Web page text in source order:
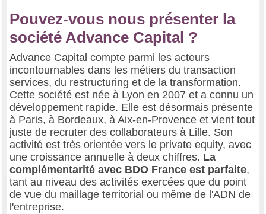
Pouvez-vous nous présenter la
société Advance Capital ?
Advance Capital compte parmi les acteurs
incontournables dans les métiers du transaction
services, du restructuring et de la transformation.
Cette société est née à Lyon en 2007 et a connu un
développement rapide. Elle est désormais présente
à Paris, à Bordeaux, à Aix-en-Provence et vient tout
juste de recruter des collaborateurs à Lille. Son
activité est très orientée vers le private equity, avec
une croissance annuelle à deux chiffres. La
complémentarité avec BDO France est parfaite,
tant au niveau des activités exercées que du point
de vue du maillage territorial ou même de l'ADN de
l'entreprise.